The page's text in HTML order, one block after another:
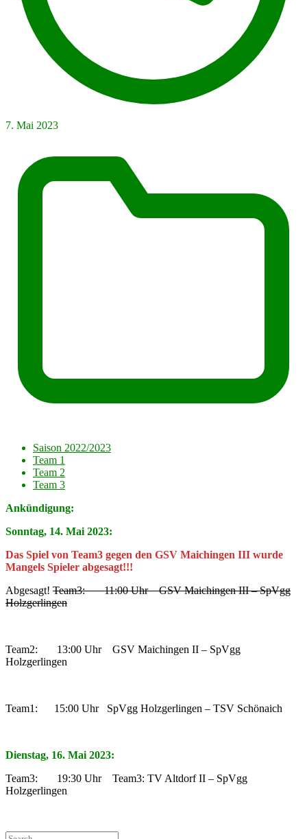
7. Mai 2023
Saison 2022/2023
Team 1
Team 2
Team 3
Ankündigung:
Sonntag, 14. Mai 2023:
Das Spiel von Team3 gegen den GSV Maichingen III wurde
Mangels Spieler abgesagt!!!
Abgesagt! Team3: 11:00 Uhr GSV Maichingen III – SpVgg
Holzgerlingen
Team2: 13:00 Uhr GSV Maichingen II – SpVgg
Holzgerlingen
Team1: 15:00 Uhr SpVgg Holzgerlingen – TSV Schönaich
Dienstag, 16. Mai 2023:
Team3: 19:30 Uhr Team3: TV Altdorf II – SpVgg
Holzgerlingen